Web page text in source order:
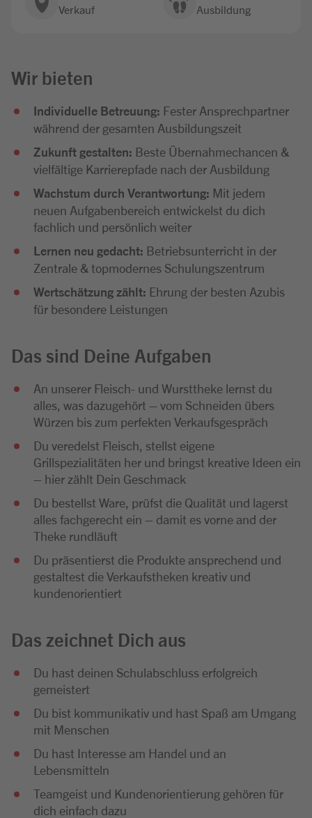
Verkauf Ausbildung
Wir bieten
Individuelle Betreuung: Fester Ansprechpartner
während der gesamten Ausbildungszeit
Zukunft gestalten: Beste Übernahmechancen &
vielfältige Karrierepfade nach der Ausbildung
Wachstum durch Verantwortung: Mit jedem
neuen Aufgabenbereich entwickelst du dich
fachlich und persönlich weiter
Lernen neu gedacht: Betriebsunterricht in der
Zentrale & topmodernes Schulungszentrum
Wertschätzung zählt: Ehrung der besten Azubis
für besondere Leistungen
Das sind Deine Aufgaben
An unserer Fleisch- und Wursttheke lernst du
alles, was dazugehört – vom Schneiden übers
Würzen bis zum perfekten Verkaufsgespräch
Du veredelst Fleisch, stellst eigene
Grillspezialitäten her und bringst kreative Ideen ein
– hier zählt Dein Geschmack
Du bestellst Ware, prüfst die Qualität und lagerst
alles fachgerecht ein – damit es vorne and der
Theke rundläuft
Du präsentierst die Produkte ansprechend und
gestaltest die Verkaufstheken kreativ und
kundenorientiert
Das zeichnet Dich aus
Du hast deinen Schulabschluss erfolgreich
gemeistert
Du bist kommunikativ und hast Spaß am Umgang
mit Menschen
Du hast Interesse am Handel und an
Lebensmitteln
Teamgeist und Kundenorientierung gehören für
dich einfach dazu